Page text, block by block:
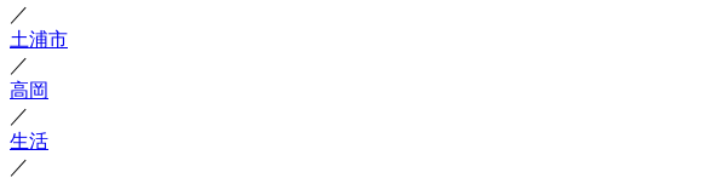
／
土浦市
／
高岡
／
生活
／